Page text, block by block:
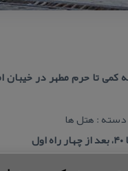
دسته : هتل ها